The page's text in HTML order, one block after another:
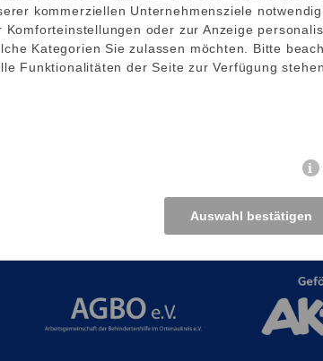
Wir bekommen Geld von Pflege- und
Regierung, aber wir brauchen auch
fortzusetzen. Mit Ihrer Spende können Sie
kommerziellen Unternehmensziele
oder zur Anzeige
Kategorien Sie zulassen möchten. Bitte
Funktionalitäten der Seite zur Verfügung stehen.
Auswahl bestätigen